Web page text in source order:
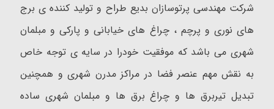
شرکت مهندسی پرتوسازان بدیع طراح و تولید کننده ی برج
های نوری و پرچم ، چراغ های خیابانی و پارکی و مبلمان
شهری می باشد که موفقیت خودرا در سایه ی توجه خاص
به نقش مهم عنصر فضا در مراکز مدرن شهری و همچنین
تبدیل تیربرق ها و چراغ برق ها و مبلمان شهری ساده